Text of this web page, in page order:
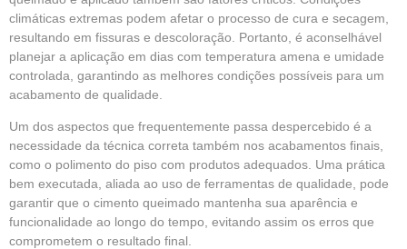
climáticas extremas podem afetar o processo de cura e secagem,
resultando em fissuras e descoloração. Portanto, é aconselhável
planejar a aplicação em dias com temperatura amena e umidade
controlada, garantindo as melhores condições possíveis para um
acabamento de qualidade.
Um dos aspectos que frequentemente passa despercebido é a
necessidade da técnica correta também nos acabamentos finais,
como o polimento do piso com produtos adequados. Uma prática
bem executada, aliada ao uso de ferramentas de qualidade, pode
garantir que o cimento queimado mantenha sua aparência e
funcionalidade ao longo do tempo, evitando assim os erros que
comprometem o resultado final.